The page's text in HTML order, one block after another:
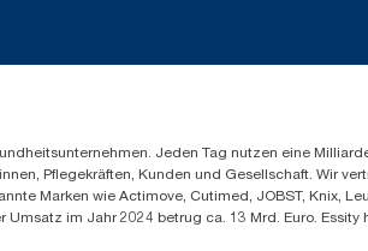
Jeden Tag nutzen eine
Pflegekräften, Kunden und Gesellschaft. Wir
Marken wie Actimove, Cutimed, JOBST, Knix,
im Jahr 2024 betrug ca. 13 Mrd. Euro.